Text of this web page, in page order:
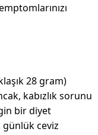
28 gram)
kabızlık sorunu
bir diyet
ceviz